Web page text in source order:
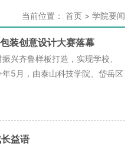
当前位置： 首页 > 学院要闻
装创意设计大赛落幕
兴齐鲁样板打造，实现学校、
5月，由泰山科技学院、岱岳区
益语